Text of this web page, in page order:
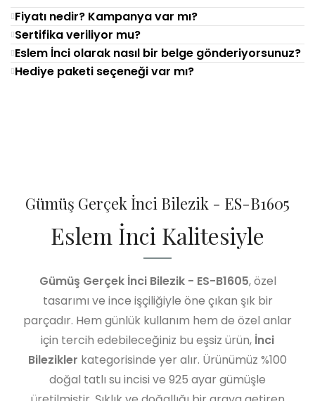
Fiyatı nedir? Kampanya var mı?
Sertifika veriliyor mu?
Eslem İnci olarak nasıl bir belge gönderiyorsunuz?
Hediye paketi seçeneği var mı?
Gümüş Gerçek İnci Bilezik - ES-B1605
Eslem İnci Kalitesiyle
Gümüş Gerçek İnci Bilezik - ES-B1605, özel
tasarımı ve ince işçiliğiyle öne çıkan şık bir
parçadır. Hem günlük kullanım hem de özel anlar
için tercih edebileceğiniz bu eşsiz ürün, İnci
Bilezikler kategorisinde yer alır. Ürünümüz %100
doğal tatlı su incisi ve 925 ayar gümüşle